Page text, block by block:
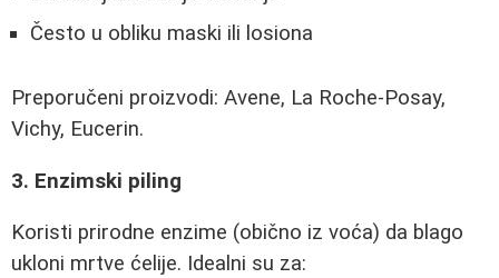
Često u obliku maski ili losiona
Preporučeni proizvodi: Avene, La Roche-Posay,
Vichy, Eucerin.
3. Enzimski piling
Koristi prirodne enzime (obično iz voća) da blago
ukloni mrtve ćelije. Idealni su za: